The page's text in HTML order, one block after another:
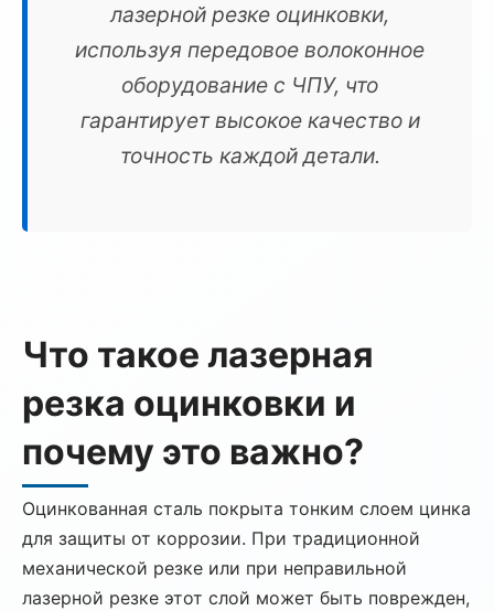
лазерной резке оцинковки,
используя передовое волоконное
оборудование с ЧПУ, что
гарантирует высокое качество и
точность каждой детали.
Что такое лазерная
резка оцинковки и
почему это важно?
Оцинкованная сталь покрыта тонким слоем цинка
для защиты от коррозии. При традиционной
механической резке или при неправильной
лазерной резке этот слой может быть поврежден,